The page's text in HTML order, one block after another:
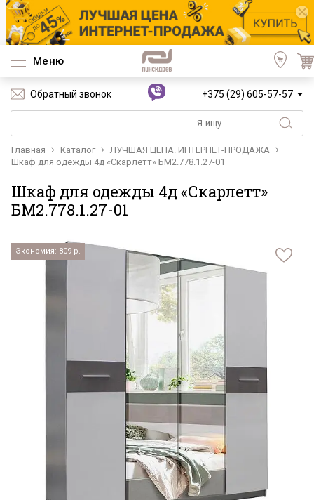
Меню
Обратный звонок +375 (29) 605-57-57
Главная Каталог
ЛУЧШАЯ ЦЕНА. ИНТЕРНЕТ-ПРОДАЖА
Шкаф для одежды 4д «Скарлетт» БМ2.778.1.27-01
Шкаф для одежды 4д «Скарлетт»
БМ2.778.1.27-01
Экономия: 809 р.